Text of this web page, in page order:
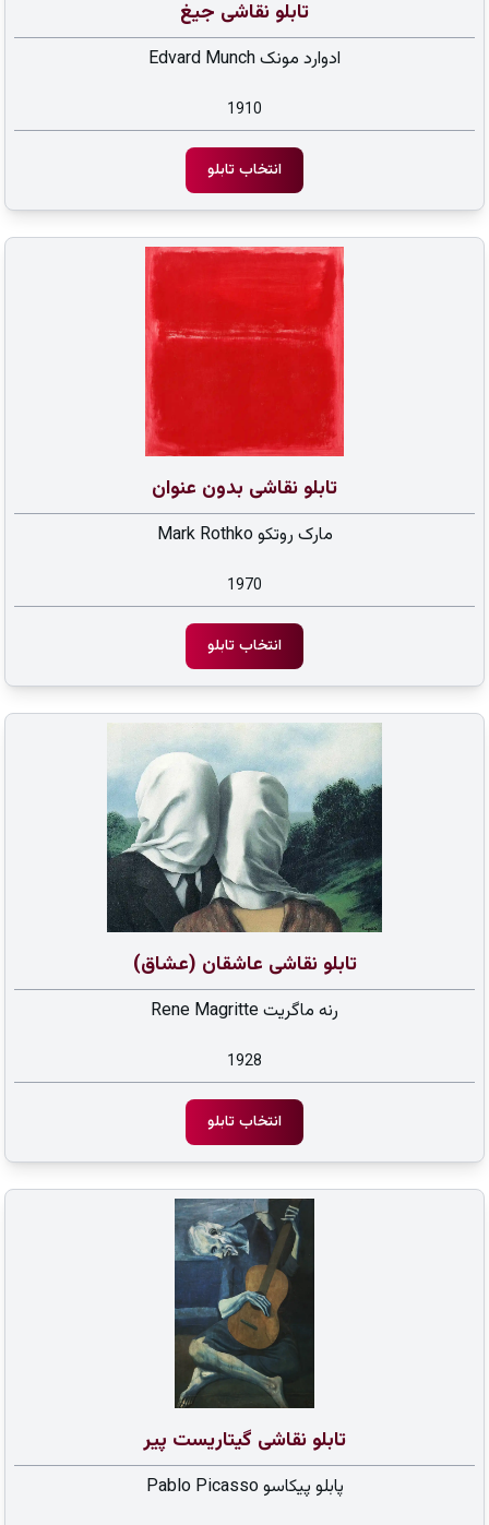
تابلو نقاشی جیغ
ادوارد مونک Edvard Munch
1910
انتخاب تابلو
تابلو نقاشی بدون عنوان
مارک روتکو Mark Rothko
1970
انتخاب تابلو
تابلو نقاشی عاشقان (عشاق)
رنه ماگریت Rene Magritte
1928
انتخاب تابلو
تابلو نقاشی گیتاریست پیر
پابلو پیکاسو Pablo Picasso